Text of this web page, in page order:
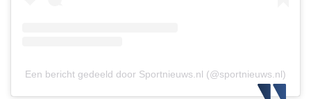
Een bericht gedeeld door Sportnieuws.nl (@sportnieuws.nl)